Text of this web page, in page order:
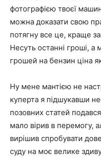
фотографією твоєї
можна доказати свою
потягну все це, краще
Несуть останні гроші,
грошей на бензин ціна
Ну мене мантією не
куперта я підшукавши
позовних статей
мало вірив в перемогу,
вирішив спробувати
суду на моє велике